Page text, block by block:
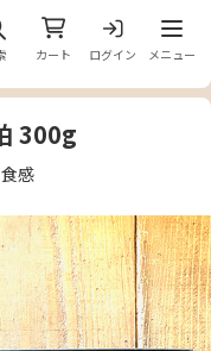
カート ログイン
メニ
メニュー
300g
感